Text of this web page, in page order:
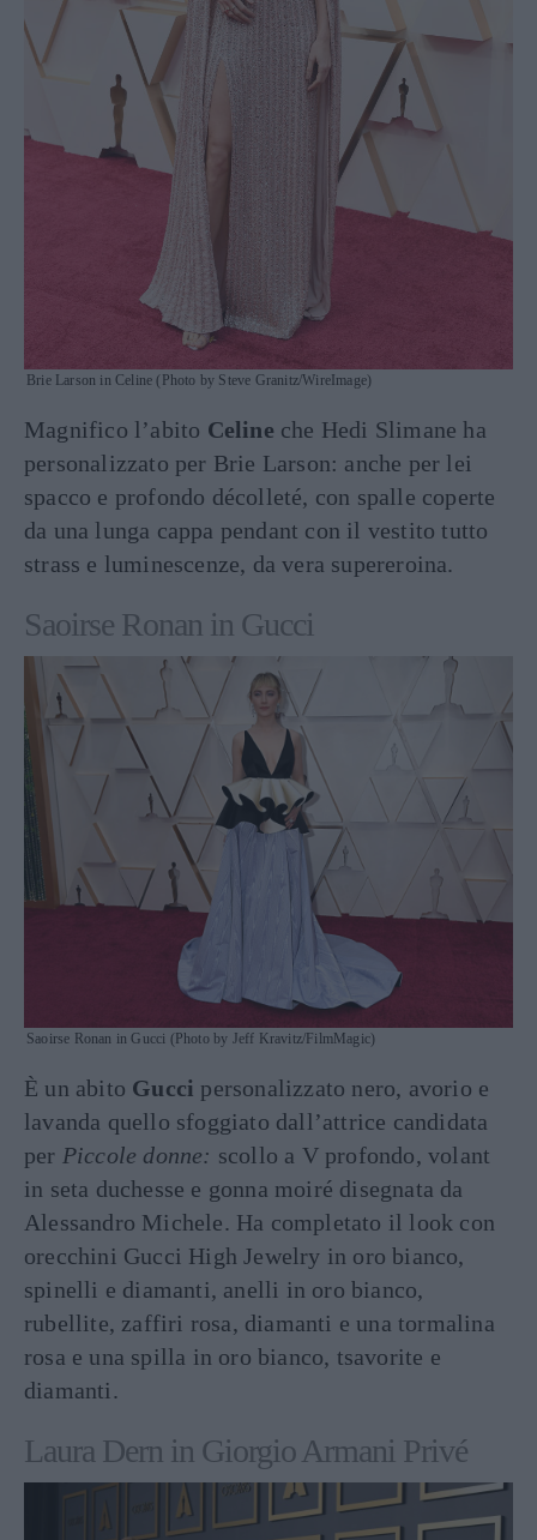
Brie Larson in Celine (Photo by Steve Granitz/WireImage)
Magnifico l’abito Celine che Hedi Slimane ha
personalizzato per Brie Larson: anche per lei
spacco e profondo décolleté, con spalle coperte
da una lunga cappa pendant con il vestito tutto
strass e luminescenze, da vera supereroina.
Saoirse Ronan in Gucci
Saoirse Ronan in Gucci (Photo by Jeff Kravitz/FilmMagic)
È un abito Gucci personalizzato nero, avorio e
lavanda quello sfoggiato dall’attrice candidata
per Piccole donne: scollo a V profondo, volant
in seta duchesse e gonna moiré disegnata da
Alessandro Michele. Ha completato il look con
orecchini Gucci High Jewelry in oro bianco,
spinelli e diamanti, anelli in oro bianco,
rubellite, zaffiri rosa, diamanti e una tormalina
rosa e una spilla in oro bianco, tsavorite e
diamanti.
Laura Dern in Giorgio Armani Privé